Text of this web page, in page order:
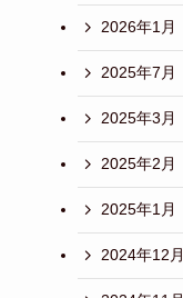
2026年1月
2025年7月
2025年3月
2025年2月
2025年1月
2024年12月